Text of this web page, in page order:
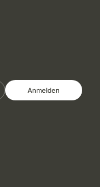
Anmelden